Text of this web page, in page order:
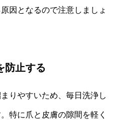
因となるので注意しましょ
防止する
りやすいため、毎日洗浄し
特に爪と皮膚の隙間を軽く